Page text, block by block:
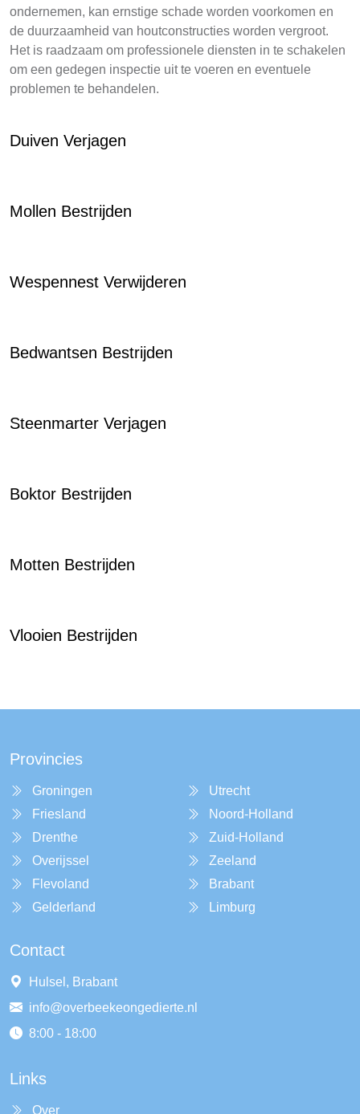
ondernemen, kan ernstige schade worden voorkomen en
de duurzaamheid van houtconstructies worden vergroot.
Het is raadzaam om professionele diensten in te schakelen
om een gedegen inspectie uit te voeren en eventuele
problemen te behandelen.
Duiven Verjagen
Mollen Bestrijden
Wespennest Verwijderen
Bedwantsen Bestrijden
Steenmarter Verjagen
Boktor Bestrijden
Motten Bestrijden
Vlooien Bestrijden
Provincies
Groningen
Friesland
Drenthe
Overijssel
Flevoland
Gelderland
Utrecht
Noord-Holland
Zuid-Holland
Zeeland
Brabant
Limburg
Contact
Hulsel, Brabant
info@overbeekeongedierte.nl
8:00 - 18:00
Links
Over